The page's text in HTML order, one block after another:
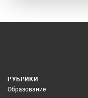
РУБРИКИ
Образование